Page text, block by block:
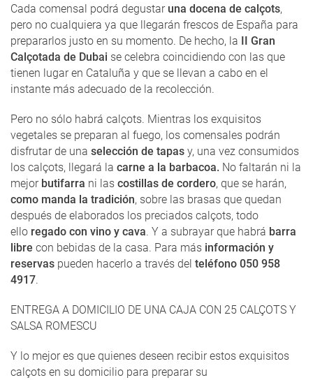
Cada comensal podrá degustar una docena de calçots,
pero no cualquiera ya que llegarán frescos de España para
prepararlos justo en su momento. De hecho, la II Gran
Calçotada de Dubai se celebra coincidiendo con las que
tienen lugar en Cataluña y que se llevan a cabo en el
instante más adecuado de la recolección.
Pero no sólo habrá calçots. Mientras los exquisitos
vegetales se preparan al fuego, los comensales podrán
disfrutar de una selección de tapas y, una vez consumidos
los calçots, llegará la carne a la barbacoa. No faltarán ni la
mejor butifarra ni las costillas de cordero, que se harán,
como manda la tradición, sobre las brasas que quedan
después de elaborados los preciados calçots, todo
ello regado con vino y cava. Y a subrayar que habrá barra
libre con bebidas de la casa. Para más información y
reservas pueden hacerlo a través del teléfono 050 958
4917.
ENTREGA A DOMICILIO DE UNA CAJA CON 25 CALÇOTS Y
SALSA ROMESCU
Y lo mejor es que quienes deseen recibir estos exquisitos
calçots en su domicilio para preparar su